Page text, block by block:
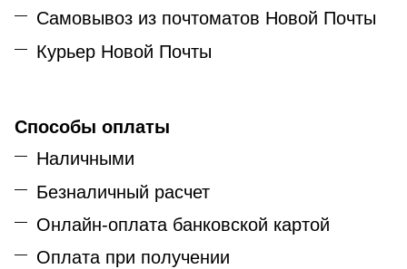
Самовывоз из почтоматов Новой Почты
Курьер Новой Почты
Способы оплаты
Наличными
Безналичный расчет
Онлайн-оплата банковской картой
Оплата при получении